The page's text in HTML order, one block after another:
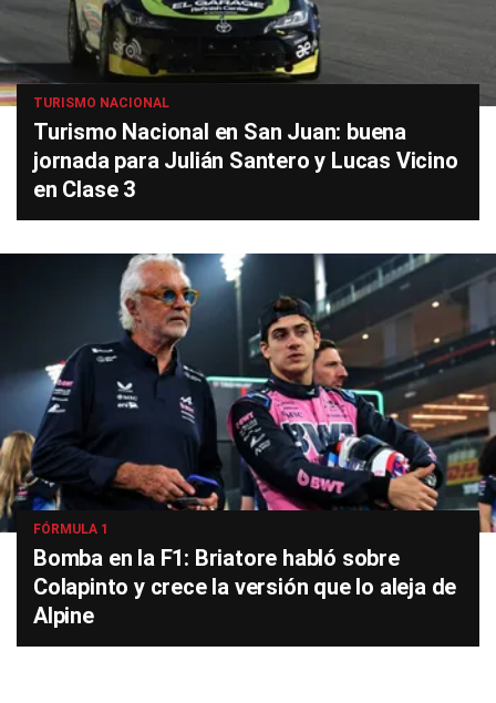
TURISMO NACIONAL
Turismo Nacional en San Juan: buena
jornada para Julián Santero y Lucas Vicino
en Clase 3
FÓRMULA 1
Bomba en la F1: Briatore habló sobre
Colapinto y crece la versión que lo aleja de
Alpine